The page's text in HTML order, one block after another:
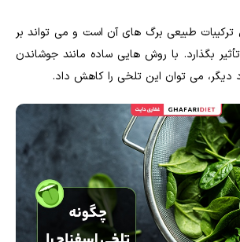
ترکیبات طبیعی برگ های آن است و می تواند بر
بگذارد. با روش هایی ساده مانند جوشاندن
دیگر، می توان این تلخی را کاهش داد.